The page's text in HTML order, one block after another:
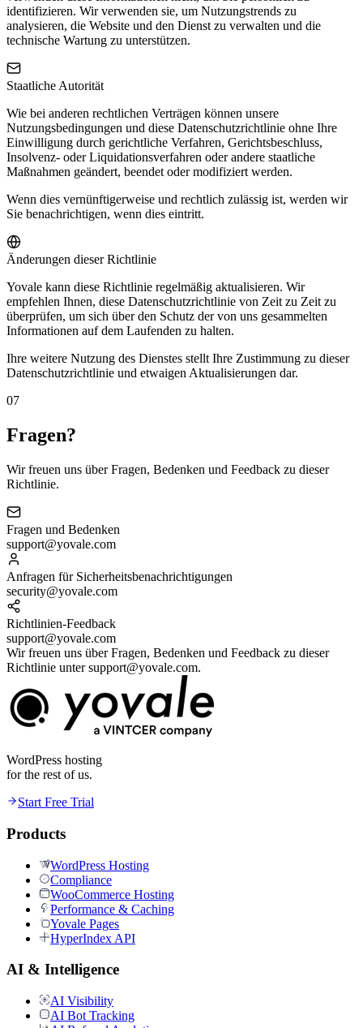
identifizieren. Wir verwenden sie, um Nutzungstrends zu
analysieren, die Website und den Dienst zu verwalten und die
technische Wartung zu unterstützen.
Staatliche Autorität
Wie bei anderen rechtlichen Verträgen können unsere
Nutzungsbedingungen und diese Datenschutzrichtlinie ohne Ihre
Einwilligung durch gerichtliche Verfahren, Gerichtsbeschluss,
Insolvenz- oder Liquidationsverfahren oder andere staatliche
Maßnahmen geändert, beendet oder modifiziert werden.
Wenn dies vernünftigerweise und rechtlich zulässig ist, werden wir
Sie benachrichtigen, wenn dies eintritt.
Änderungen dieser Richtlinie
Yovale kann diese Richtlinie regelmäßig aktualisieren. Wir
empfehlen Ihnen, diese Datenschutzrichtlinie von Zeit zu Zeit zu
überprüfen, um sich über den Schutz der von uns gesammelten
Informationen auf dem Laufenden zu halten.
Ihre weitere Nutzung des Dienstes stellt Ihre Zustimmung zu dieser
Datenschutzrichtlinie und etwaigen Aktualisierungen dar.
07
Fragen?
Wir freuen uns über Fragen, Bedenken und Feedback zu dieser
Richtlinie.
Fragen und Bedenken
support@yovale.com
Anfragen für Sicherheitsbenachrichtigungen
security@yovale.com
Richtlinien-Feedback
support@yovale.com
Wir freuen uns über Fragen, Bedenken und Feedback zu dieser
Richtlinie unter support@yovale.com.
WordPress hosting
for the rest of us.
Start Free Trial
Products
WordPress Hosting
Compliance
WooCommerce Hosting
Performance & Caching
Yovale Pages
HyperIndex API
AI & Intelligence
AI Visibility
AI Bot Tracking